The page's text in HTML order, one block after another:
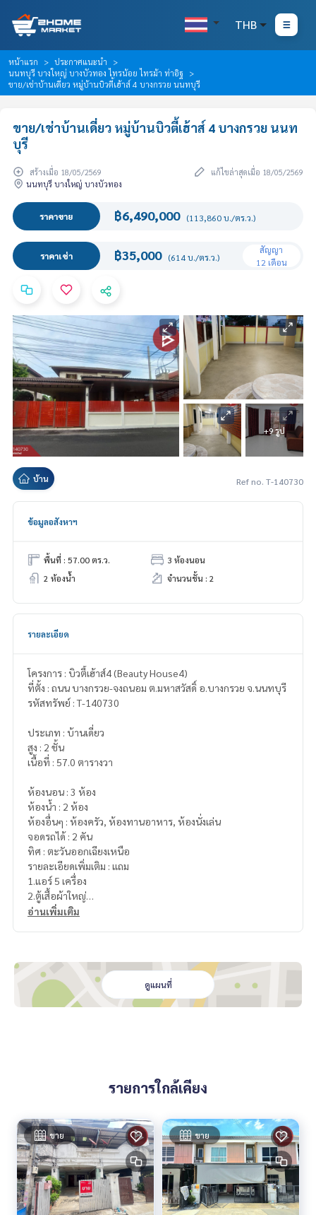
THB
หน้าแรก
ประกาศแนะนำ
นนทบุรี บางใหญ่ บางบัวทอง ไทรน้อย ไทรม้า ท่าอิฐ
ขาย/เช่าบ้านเดี่ยว หมู่บ้านบิวตี้เฮ้าส์ 4 บางกรวย นนทบุรี
ขาย/เช่าบ้านเดี่ยว หมู่บ้านบิวตี้เฮ้าส์ 4 บางกรวย นนท
บุรี
สร้างเมื่อ 18/05/2569
แก้ไขล่าสุดเมื่อ 18/05/2569
นนทบุรี บางใหญ่ บางบัวทอง
ราคาขาย ฿6,490,000 (113,860 บ./ตร.ว.)
ราคาเช่า ฿35,000 (614 บ./ตร.ว.)
สัญญา
12 เดือน
+9 รูป
บ้าน Ref no. T-140730
ข้อมูลอสังหาฯ
พื้นที่ : 57.00 ตร.ว.
3 ห้องนอน
2 ห้องน้ำ
จำนวนชั้น : 2
รายละเอียด
โครงการ : บิวตี้เฮ้าส์4 (Beauty House4)
ที่ตั้ง : ถนน บางกรวย-จงถนอม ต.มหาสวัสดิ์ อ.บางกรวย จ.นนทบุรี
รหัสทรัพย์ : T-140730
ประเภท : บ้านเดี่ยว
สูง : 2 ชั้น
เนื้อที่ : 57.0 ตารางวา
ห้องนอน : 3 ห้อง
ห้องน้ำ : 2 ห้อง
ห้องอื่นๆ : ห้องครัว, ห้องทานอาหาร, ห้องนั่งเล่น
จอดรถได้ : 2 คัน
ทิศ : ตะวันออกเฉียงเหนือ
รายละเอียดเพิ่มเติม : แถม
1.แอร์ 5 เครื่อง
2.ตู้เสื้อผ้าใหญ่
3.โซฟาเบด
7.ตู้วาง TV พร้อมตู้โชว์
8.โซฟาใหญ่
9.ตู้ Built-in
- โฮมโปร โฮมเวิร์ค ราชพฤกษ์
- เดอะคริสตัล เอสบี ราชพฤกษ์
- ตลาดกรุงนนท์
- สถานีรถไฟชุมทางตลิ่งชัน
- โรงเรียนอนุบาลเด่นหล้า พระราม5
- โรงเรียนวรรัตน์ศึกษา นนทบุรี
- โรงพยาบาลศรีพรสวรรค์
อ่านเพิ่มเติม
ดูแผนที่
รายการใกล้เคียง
ขาย ขาย